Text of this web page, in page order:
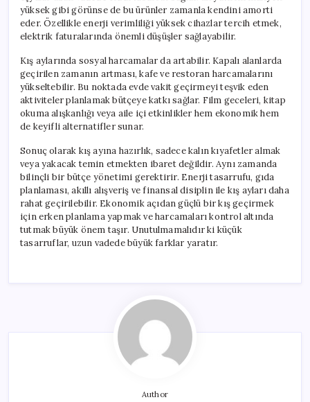
yüksek gibi görünse de bu ürünler zamanla kendini amorti
eder. Özellikle enerji verimliliği yüksek cihazlar tercih etmek,
elektrik faturalarında önemli düşüşler sağlayabilir.
Kış aylarında sosyal harcamalar da artabilir. Kapalı alanlarda
geçirilen zamanın artması, kafe ve restoran harcamalarını
yükseltebilir. Bu noktada evde vakit geçirmeyi teşvik eden
aktiviteler planlamak bütçeye katkı sağlar. Film geceleri, kitap
okuma alışkanlığı veya aile içi etkinlikler hem ekonomik hem
de keyifli alternatifler sunar.
Sonuç olarak kış ayına hazırlık, sadece kalın kıyafetler almak
veya yakacak temin etmekten ibaret değildir. Aynı zamanda
bilinçli bir bütçe yönetimi gerektirir. Enerji tasarrufu, gıda
planlaması, akıllı alışveriş ve finansal disiplin ile kış ayları daha
rahat geçirilebilir. Ekonomik açıdan güçlü bir kış geçirmek
için erken planlama yapmak ve harcamaları kontrol altında
tutmak büyük önem taşır. Unutulmamalıdır ki küçük
tasarruflar, uzun vadede büyük farklar yaratır.
Author